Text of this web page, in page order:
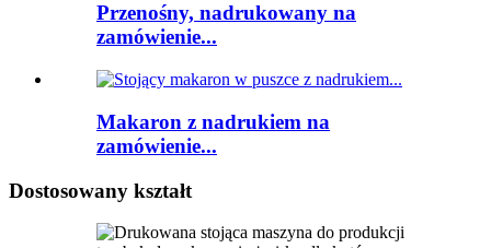
Przenośny, nadrukowany na
zamówienie...
Makaron z nadrukiem na
zamówienie...
Dostosowany kształt